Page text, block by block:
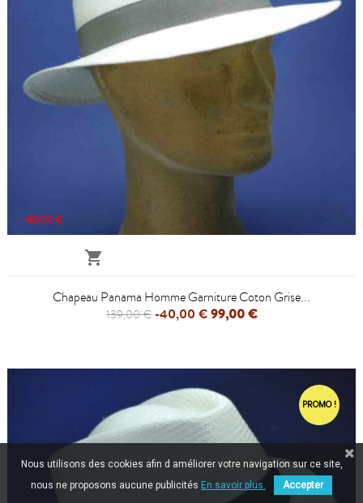
-40,00 €

Chapeau Panama Homme Garniture Coton Grise...
139,00 € -40,00 €99,00 €
PROMO !
Nous utilisons des cookies afin d améliorer votre navigation sur ce site,
nous ne proposons aucune publicités En savoir plus. Accepter